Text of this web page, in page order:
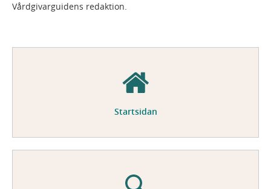
Vårdgivarguidens redaktion.
Startsidan